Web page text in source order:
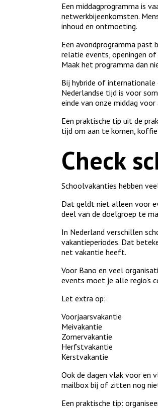
Een middagprogramma is
netwerkbijeenkomsten.
inhoud en ontmoeting.
Een avondprogramma
relatie events, openingen of
Maak het programma dan
Bij hybride of
Nederlandse tijd is voor
einde van onze middag
Een praktische tip uit de
tijd om aan te komen,
Check
Schoolvakanties hebben
Dat geldt niet alleen voor
deel van de doelgroep te
In Nederland verschillen
vakantieperiodes. Dat
net vakantie heeft.
Voor Bano en veel
events moet je alle regio’s
Let extra op:
Voorjaarsvakantie
Meivakantie
Zomervakantie
Herfstvakantie
Kerstvakantie
Ook de dagen vlak voor en
mailbox bij of zitten nog
Een praktische tip: